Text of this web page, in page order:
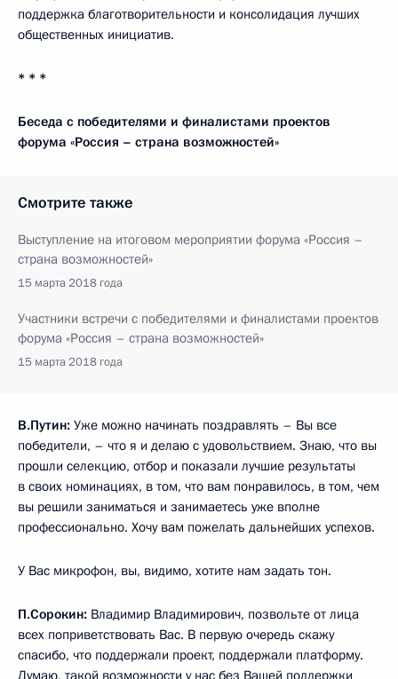
поддержка благотворительности и консолидация лучших
общественных инициатив.
* * *
Беседа с победителями и финалистами проектов
форума «Россия – страна возможностей»
Смотрите также
Выступление на итоговом мероприятии форума «Россия –
страна возможностей»
15 марта 2018 года
Участники встречи с победителями и финалистами проектов
форума «Россия – страна возможностей»
15 марта 2018 года
В.Путин: Уже можно начинать поздравлять – Вы все
победители, – что я и делаю с удовольствием. Знаю, что вы
прошли селекцию, отбор и показали лучшие результаты
в своих номинациях, в том, что вам понравилось, в том, чем
вы решили заниматься и занимаетесь уже вполне
профессионально. Хочу вам пожелать дальнейших успехов.
У Вас микрофон, вы, видимо, хотите нам задать тон.
П.Сорокин: Владимир Владимирович, позвольте от лица
всех поприветствовать Вас. В первую очередь скажу
спасибо, что поддержали проект, поддержали платформу.
Думаю, такой возможности у нас без Вашей поддержки